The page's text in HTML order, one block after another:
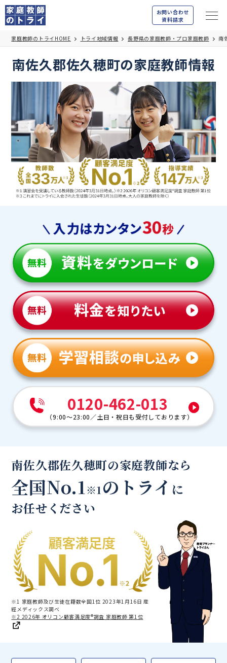
お問い合わせ
資料請求
家庭教師のトライHOME トライ地域情報 長野県の家庭教師・プロ家庭教師 南
南佐久郡佐久穂町の家庭教師情報
0120-462-013
（9:00～23:00／土日・祝日も受付しております）
南佐久郡佐久穂町の家庭教師なら
全国No.1※1のトライ に
お任せください
※1 家庭教師及び生徒在籍数全国1位 2023年1月16日 産
經メディックス調べ
※2 2026年 オリコン顧客満足度®調査 家庭教師 第1位